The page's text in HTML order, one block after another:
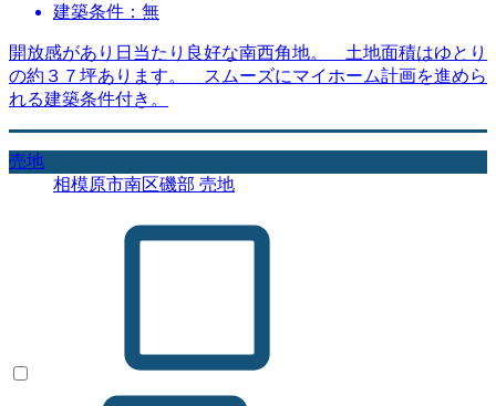
建築条件：無
開放感があり日当たり良好な南西角地。 土地面積はゆとり
の約３７坪あります。 スムーズにマイホーム計画を進めら
れる建築条件付き。
売地
相模原市南区磯部 売地